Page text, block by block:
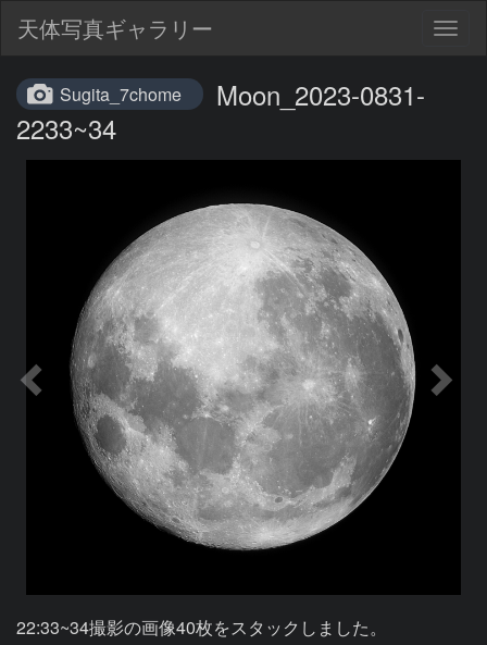
天体写真ギャラリー
Sugita_7chome
Moon_2023-0831-
2233~34
22:33~34撮影の画像40枚をスタックしました。